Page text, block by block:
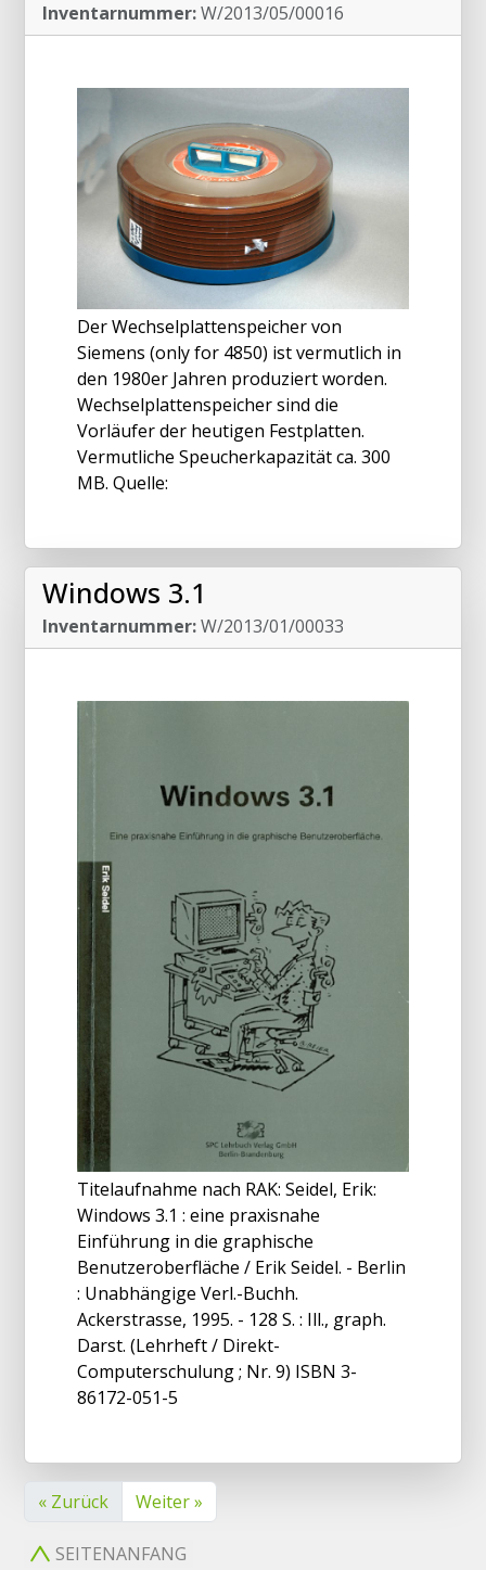
Inventarnummer:W/2013/05/00016
Der Wechselplattenspeicher von
Siemens (only for 4850) ist vermutlich in
den 1980er Jahren produziert worden.
Wechselplattenspeicher sind die
Vorläufer der heutigen Festplatten.
Vermutliche Speucherkapazität ca. 300
MB. Quelle:
Windows 3.1
Inventarnummer:W/2013/01/00033
Titelaufnahme nach RAK: Seidel, Erik:
Windows 3.1 : eine praxisnahe
Einführung in die graphische
Benutzeroberfläche / Erik Seidel. - Berlin
: Unabhängige Verl.-Buchh.
Ackerstrasse, 1995. - 128 S. : Ill., graph.
Darst. (Lehrheft / Direkt-
Computerschulung ; Nr. 9) ISBN 3-
86172-051-5
« Zurück Weiter »
SEITENANFANG